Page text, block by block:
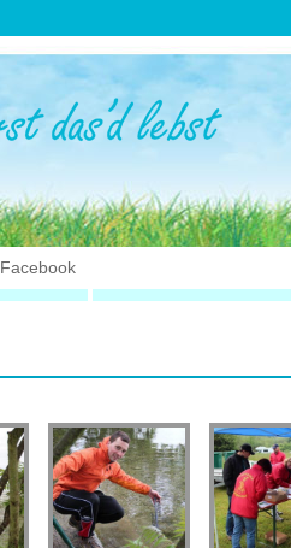
Facebook